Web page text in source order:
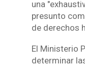
una
presunto
de derechos
El Ministerio
determinar